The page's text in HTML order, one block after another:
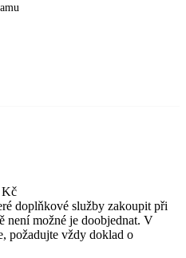
Kč
doplňkové služby zakoupit při
není možné je doobjednat. V
požadujte vždy doklad o